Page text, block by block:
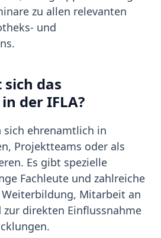
zu allen relevanten
und
das
der IFLA?
ehrenamtlich in
Projektteams oder als
Es gibt spezielle
Fachleute und zahlreiche
Mitarbeit an
direkten Einflussnahme